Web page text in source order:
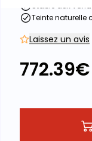
Stable aux
Teinte naturelle
Laissez un avis
772.39€